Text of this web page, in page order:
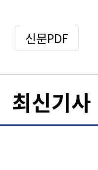
신문PDF
최신기사